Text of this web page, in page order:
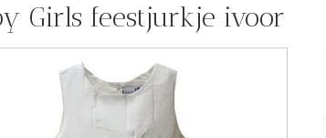
Girls feestjurkje ivoor